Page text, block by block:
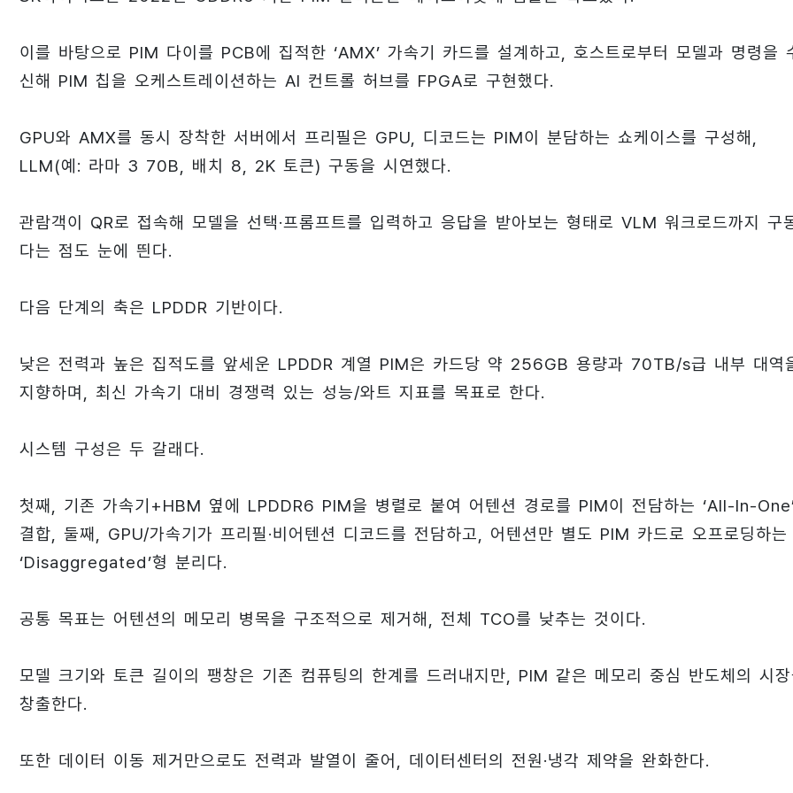
이를 바탕으로 PIM 다이를 PCB에 집적한 ‘AMX’ 가속기 카드를 설계하고, 호스트로부터 모델과 명령을
신해 PIM 칩을 오케스트레이션하는 AI 컨트롤 허브를 FPGA로 구현했다.
GPU와 AMX를 동시 장착한 서버에서 프리필은 GPU, 디코드는 PIM이 분담하는 쇼케이스를 구성해,
LLM(예: 라마 3 70B, 배치 8, 2K 토큰) 구동을 시연했다.
관람객이 QR로 접속해 모델을 선택·프롬프트를 입력하고 응답을 받아보는 형태로 VLM 워크로드까지 구
다는 점도 눈에 띈다.
다음 단계의 축은 LPDDR 기반이다.
낮은 전력과 높은 집적도를 앞세운 LPDDR 계열 PIM은 카드당 약 256GB 용량과 70TB/s급 내부 대역
지향하며, 최신 가속기 대비 경쟁력 있는 성능/와트 지표를 목표로 한다.
시스템 구성은 두 갈래다.
첫째, 기존 가속기+HBM 옆에 LPDDR6 PIM을 병렬로 붙여 어텐션 경로를 PIM이 전담하는 ‘All-In-
결합, 둘째, GPU/가속기가 프리필·비어텐션 디코드를 전담하고, 어텐션만 별도 PIM 카드로 오프로딩하는
‘Disaggregated’형 분리다.
공통 목표는 어텐션의 메모리 병목을 구조적으로 제거해, 전체 TCO를 낮추는 것이다.
모델 크기와 토큰 길이의 팽창은 기존 컴퓨팅의 한계를 드러내지만, PIM 같은 메모리 중심 반도체의 시장
창출한다.
또한 데이터 이동 제거만으로도 전력과 발열이 줄어, 데이터센터의 전원·냉각 제약을 완화한다.